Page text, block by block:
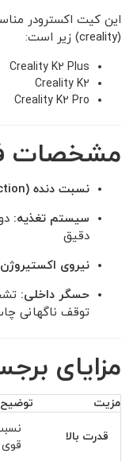
این کیت اکسترودر
(creality) زیر است:
Creality K2 Plus
Creality K2
Creality K2 Pro
مشخصات
نسبت دنده (Gear Reduction):
سیستم تغذیه:
دقیق
نیروی
حسگر داخلی:
توقف ناگهانی
مزایای
مزیت توضیح
قدرت بالا
قوی